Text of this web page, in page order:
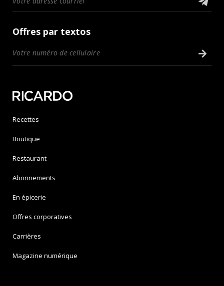
Offres par textos
Recettes
Boutique
Restaurant
Abonnements
En épicerie
Offres corporatives
Carrières
Magazine numérique